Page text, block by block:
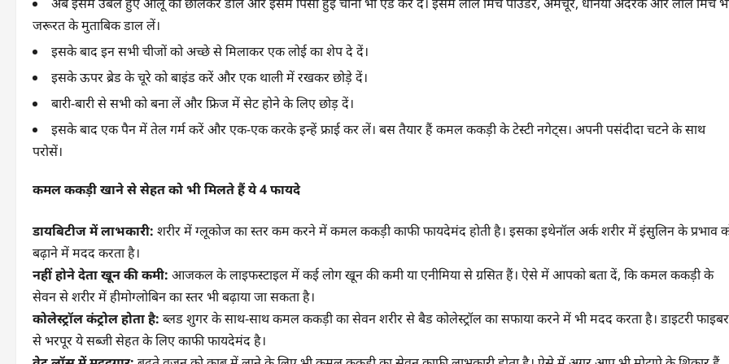
जरूरत के मुताबिक डाल लें।
इसके बाद इन सभी चीजों को अच्छे से मिलाकर एक लोई का शेप दे दें।
इसके ऊपर ब्रेड के चूरे को बाइंड करें और एक थाली में रखकर छोड़े दें।
बारी-बारी से सभी को बना लें और फ्रिज में सेट होने के लिए छोड़ दें।
इसके बाद एक पैन में तेल गर्म करें और एक-एक करके इन्हें फ्राई कर लें। बस तैयार हैं कमल ककड़ी के टेस्टी नगेट्स। अपनी पसंदीदा चटने के साथ
परोसें।
कमल ककड़ी खाने से सेहत को भी मिलते हैं ये 4 फायदे
डायबिटीज में लाभकारी: शरीर में ग्लूकोज का स्तर कम करने में कमल ककड़ी काफी फायदेमंद होती है। इसका इथेनॉल अर्क शरीर में इंसुलिन के प्रभाव
बढ़ाने में मदद करता है।
नहीं होने देता खून की कमी: आजकल के लाइफस्टाइल में कई लोग खून की कमी या एनीमिया से ग्रसित हैं। ऐसे में आपको बता दें, कि कमल ककड़ी के
सेवन से शरीर में हीमोग्लोबिन का स्तर भी बढ़ाया जा सकता है।
कोलेस्ट्रॉल कंट्रोल होता है: ब्लड शुगर के साथ-साथ कमल ककड़ी का सेवन शरीर से बैड कोलेस्ट्रॉल का सफाया करने में भी मदद करता है। डाइटरी फाइबर
से भरपूर ये सब्जी सेहत के लिए काफी फायदेमंद है।